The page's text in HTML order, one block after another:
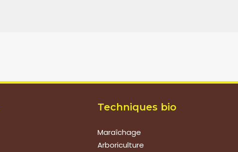
Techniques bio
Maraîchage
Arboriculture